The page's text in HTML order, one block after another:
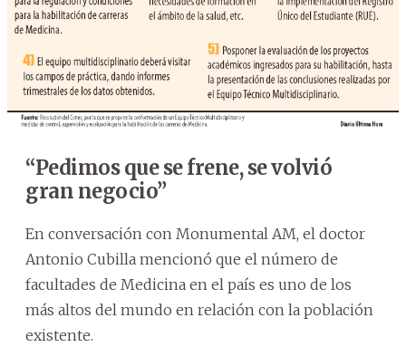
“Pedimos que se frene, se volvió
gran negocio”
En conversación con Monumental AM, el doctor
Antonio Cubilla mencionó que el número de
facultades de Medicina en el país es uno de los
más altos del mundo en relación con la población
existente.